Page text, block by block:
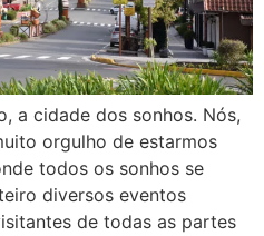
a cidade dos sonhos. Nós,
orgulho de estarmos
todos os sonhos se
diversos eventos
de todas as partes